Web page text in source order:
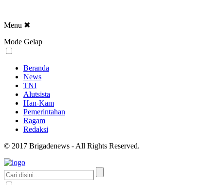
Menu ✖
Mode Gelap
Beranda
News
TNI
Alutsista
Han-Kam
Pemerintahan
Ragam
Redaksi
© 2017 Brigadenews - All Rights Reserved.